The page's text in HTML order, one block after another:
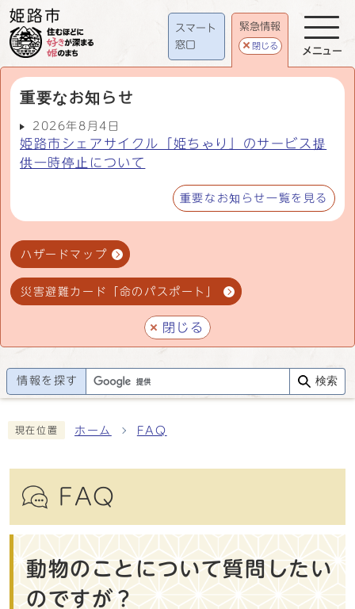
スマート
窓口
緊急情報
閉じる
重要なお知らせ
2026年8月4日
姫路市シェアサイクル「姫ちゃり」のサービス提
供一時停止について
重要なお知らせ一覧を見る
ハザードマップ
災害避難カード「命のパスポート」
閉じる
メニュー
情報を探す 検索
現在位置 ホーム FAQ
FAQ
動物のことについて質問したい
のですが？